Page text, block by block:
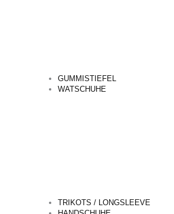
GUMMISTIEFEL
WATSCHUHE
TRIKOTS / LONGSLEEVE